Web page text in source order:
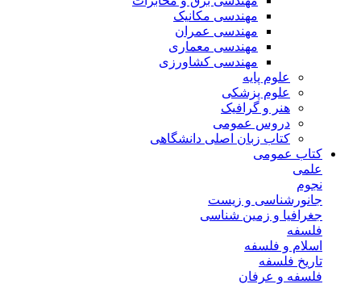
مهندسی مکانیک
مهندسی عمران
مهندسی معماری
مهندسی کشاورزی
علوم پایه
علوم پزشکی
هنر و گرافیک
دروس عمومی
کتاب زبان اصلی دانشگاهی
کتاب عمومی
علمی
نجوم
جانورشناسی و زیست
جغرافیا و زمین شناسی
فلسفه
اسلام و فلسفه
تاریخ فلسفه
فلسفه و عرفان